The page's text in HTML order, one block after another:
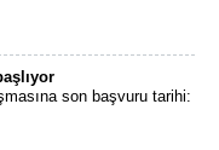
son başvuru tarihi: